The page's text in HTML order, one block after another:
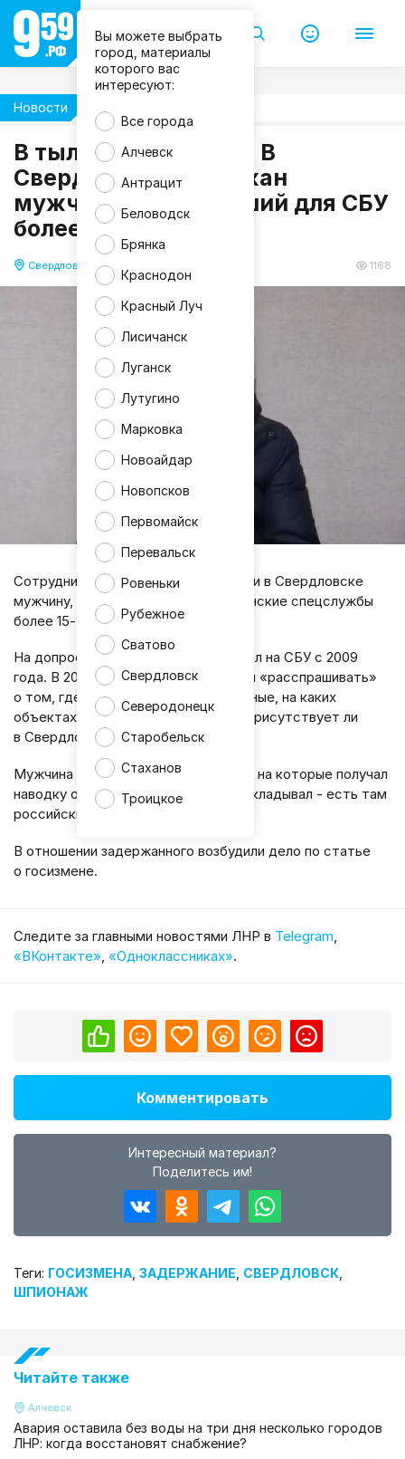
Вы можете выбрать
город, материалы
которого вас
интересуют:
Все города
Алчевск
Антрацит
Беловодск
Брянка
Краснодон
Красный Луч
Лисичанск
Луганск
Лутугино
Марковка
Новоайдар
Новопсков
Первомайск
Перевальск
Ровеньки
Рубежное
Сватово
Свердловск
Северодонецк
Старобельск
Стаханов
Троицкое
Новости
В тылу небезопасно. В
Свердловске задержан
мужчина, шпионивший для СБУ
более 15-ти лет
Свердловск 29.11.2025 16:02 1168
и
д
е
о
С
Б
о
с
с
и
и
п
о
Л
Р
Сотрудники УФСБ России задержали в Свердловске
мужчину, который работал на украинские спецслужбы
более 15-ти лет.
На допросе он сознался, что работал на СБУ с 2009
года. В 2023 году его активно начали «расспрашивать»
о том, где в городе находятся военные, на каких
объектах их можно найти, а также присутствует ли
в Свердловске техника ВС России.
Мужчина ходил рядом с объектами, на которые получал
наводку от куратора, после чего докладывал - есть там
российские военные или нет.
В отношении задержанного возбудили дело по статье
о госизмене.
Cледите за главными новостями ЛНР в Telegram
«ВКонтакте» «Одноклассниках».
Комментировать
Интересный материал?
Поделитесь им!
Теги: ГОСИЗМЕНА ЗАДЕРЖАНИЕ СВЕРДЛОВСК
ШПИОНАЖ
Читайте также
Алчевск
Авария оставила без воды на три дня несколько городов
ЛНР: когда восстановят снабжение?